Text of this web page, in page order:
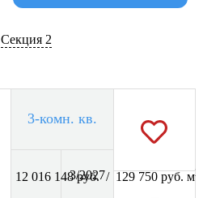
Секция 2
3-комн. кв.
12 016 148 руб. / 129 750 руб. м2
3/2027